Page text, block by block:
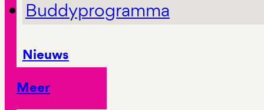
Buddyprogramma
Nieuws
Meer